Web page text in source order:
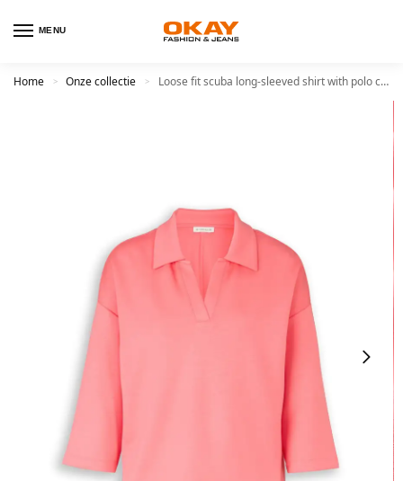
MENU
Home > Onze collectie > Loose fit scuba long-sleeved shirt with polo collar